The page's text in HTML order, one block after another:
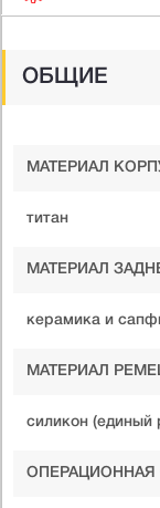
ОБЩИЕ
МАТЕРИАЛ
титан
МАТЕРИАЛ
керамика и
МАТЕРИАЛ
силикон (единый
ОПЕРАЦИОННАЯ